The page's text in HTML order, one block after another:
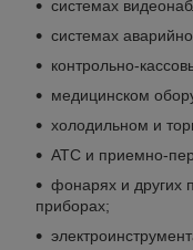
системах
системах
контрольно-
медицинском
холодильном и
АТС и приемно-
фонарях и других
приборах;